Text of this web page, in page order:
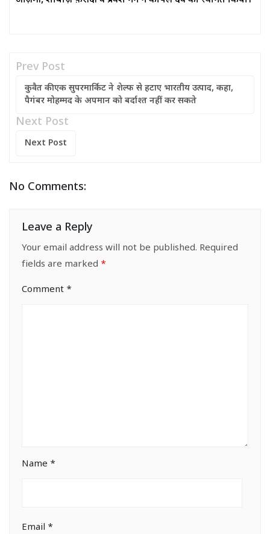
Prev Post
कुवैत की एक सुपरमार्किट ने शेल्फ से हटाए भारतीय उत्पाद, कहा,
पैगंबर मोहम्मद के अपमान को बर्दाश्त नहीं कर सकते
Next Post
Next Post
No Comments:
Leave a Reply
Your email address will not be published. Required
fields are marked *
Comment *
Name *
Email *